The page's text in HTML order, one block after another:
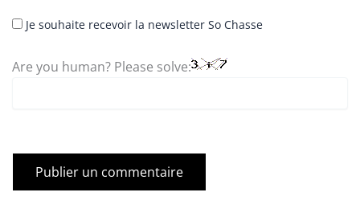
Je souhaite recevoir la newsletter So Chasse
Are you human? Please solve: